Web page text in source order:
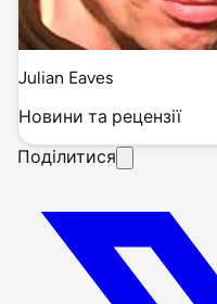
Julian Eaves
Новини та рецензії
Поділитися